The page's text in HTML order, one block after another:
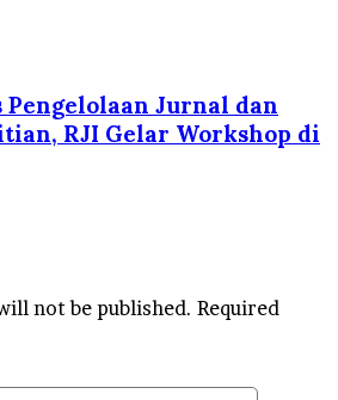
Jurnal dan
RJI Gelar Workshop di
not be published. Required